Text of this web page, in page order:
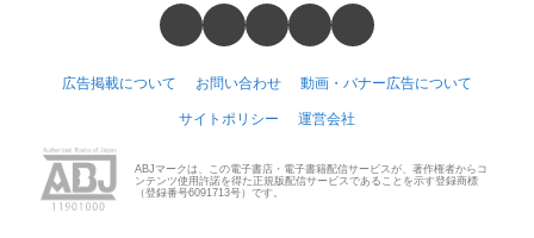
広告掲載について お問い合わせ 動画・バナー広告について
サイトポリシー 運営会社
ABJマークは、この電子書店・電子書籍配信サービスが、著作権者からコ
ンテンツ使用許諾を得た正規版配信サービスであることを示す登録商標
（登録番号6091713号）です。